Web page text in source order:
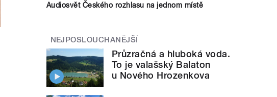
Audiosvět Českého rozhlasu na jednom místě
NEJPOSLOUCHANĚJŠÍ
Průzračná a hluboká voda.
To je valašský Balaton
u Nového Hrozenkova